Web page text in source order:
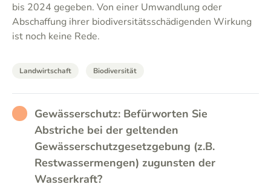
bis 2024 gegeben. Von einer Umwandlung oder
Abschaffung ihrer biodiversitätsschädigenden Wirkung
ist noch keine Rede.
Landwirtschaft Biodiversität
RATHER_BAD
Gewässerschutz: Befürworten Sie
Abstriche bei der geltenden
Gewässerschutzgesetzgebung (z.B.
Restwassermengen) zugunsten der
Wasserkraft?